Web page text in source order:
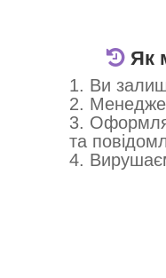
Як
1. Ви
2.
3.
та
4.